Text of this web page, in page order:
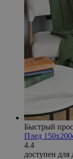
Быстрый
Плед
4.4
доступен для